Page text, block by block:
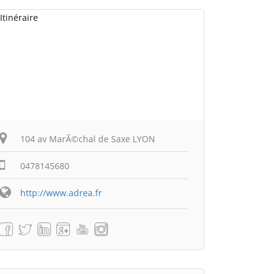
Itinéraire
104 av MarÃ©chal de Saxe LYON
0478145680
http://www.adrea.fr